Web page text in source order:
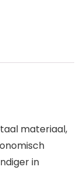
materiaal,
in